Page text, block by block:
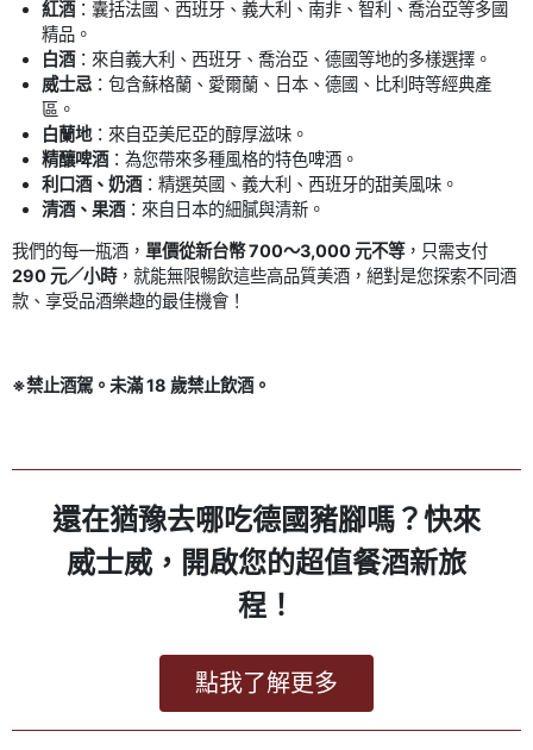
紅酒：囊括法國、西班牙、義大利、南非、智利、喬治亞等多國
精品。
白酒：來自義大利、西班牙、喬治亞、德國等地的多樣選擇。
威士忌 ：包含蘇格蘭、愛爾蘭、日本、德國、比利時等經典產
區。
白蘭地：來自亞美尼亞的醇厚滋味。
精釀啤酒：為您帶來多種風格的特色啤酒。
利口酒、奶酒：精選英國、義大利、西班牙的甜美風味。
清酒、果酒：來自日本的細膩與清新。
我們的每一瓶酒， 單價從新台幣 700～3,000 元不等，只需支付
290 元／小時，就能無限暢飲這些高品質美酒，絕對是您探索不同酒
款、享受品酒樂趣的最佳機會！
※禁止酒駕。未滿 18 歲禁止飲酒。
還在猶豫去哪吃德國豬腳嗎？快來
威士威，開啟您的超值餐酒新旅
程！
點我了解更多